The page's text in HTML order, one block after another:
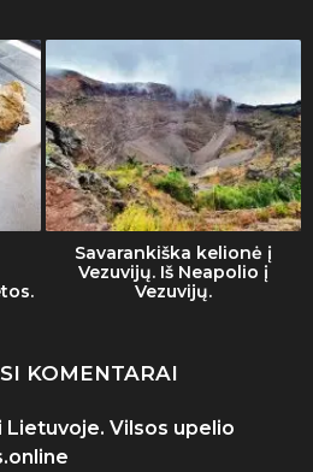
Savarankiška kelionė į
Vezuvijų. Iš Neapolio į
Vezuvijų.
KOMENTARAI
Vilsos upelio